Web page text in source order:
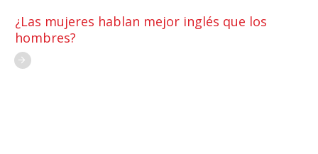
¿Las mujeres hablan mejor inglés que los
hombres?